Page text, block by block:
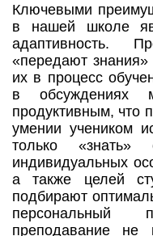
Ключевыми
в нашей школе
адаптивность.
«передают
их в процесс
в обсуждениях
продуктивным, что
умении учеником
только
индивидуальных
а также целей
подбирают
персональный
преподавание не